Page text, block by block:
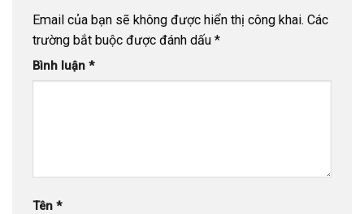
Email của bạn sẽ không được hiển thị công khai. Các
trường bắt buộc được đánh dấu *
Bình luận *
Tên *